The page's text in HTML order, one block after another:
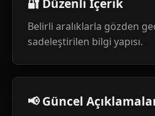
🔐 Düzenli İçerik
Belirli aralıklarla gözden
sadeleştirilen bilgi yapısı.
📢 Güncel